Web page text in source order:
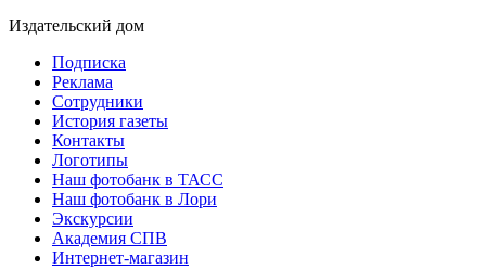
Издательский дом
Подписка
Реклама
Сотрудники
История газеты
Контакты
Логотипы
Наш фотобанк в ТАСС
Наш фотобанк в Лори
Экскурсии
Академия СПВ
Интернет-магазин